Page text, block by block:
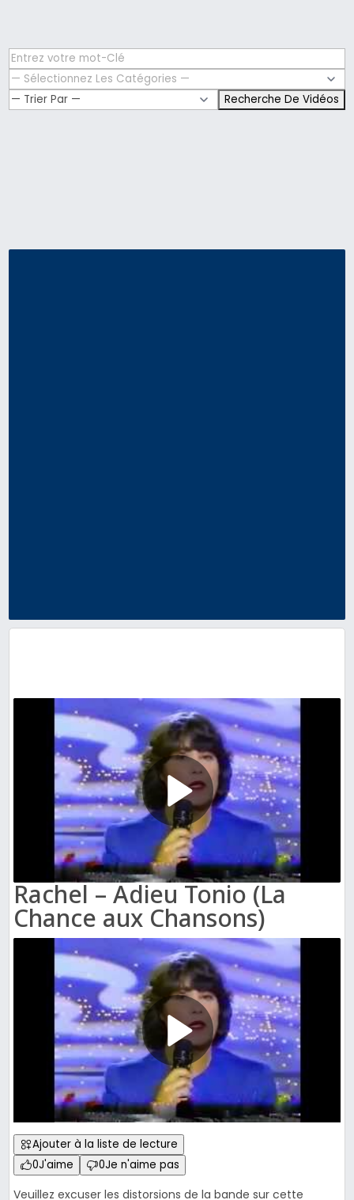
Rachel – Adieu Tonio (La
Chance aux Chansons)
Ajouter à la liste de lecture
0J'aime 0Je n'aime pas
Veuillez excuser les distorsions de la bande sur cette